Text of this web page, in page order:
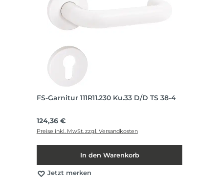
FS-Garnitur 111R11.230 Ku.33 D/D TS 38-4
Regulärer Preis:
124,36 €
Preise inkl. MwSt. zzgl. Versandkosten
In den Warenkorb
Jetzt merken